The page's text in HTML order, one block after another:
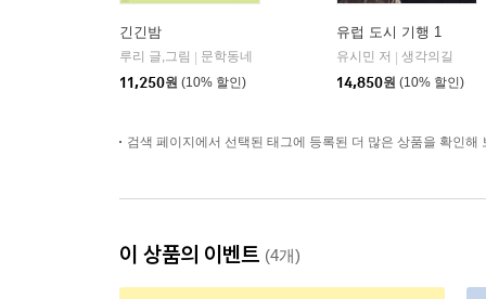
긴긴밤
루리 글,그림
문학동네
11,250원 (10% 할인)
유럽 도시 기행 1
유시민 저
생각의길
14,850원 (10% 할인)
검색 페이지에서 선택된 태그에 등록된 더 많은 상품을 확인해
이 상품의 이벤트 (4개)